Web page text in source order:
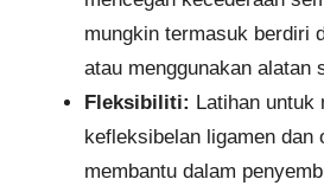
mungkin termasuk berdiri
atau menggunakan alatan
Fleksibiliti: Latihan untuk
kefleksibelan ligamen dan
membantu dalam